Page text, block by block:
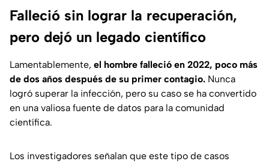
Falleció sin lograr la recuperación,
pero dejó un legado científico
Lamentablemente, el hombre falleció en 2022, poco más
de dos años después de su primer contagio. Nunca
logró superar la infección, pero su caso se ha convertido
en una valiosa fuente de datos para la comunidad
científica.
Los investigadores señalan que este tipo de casos